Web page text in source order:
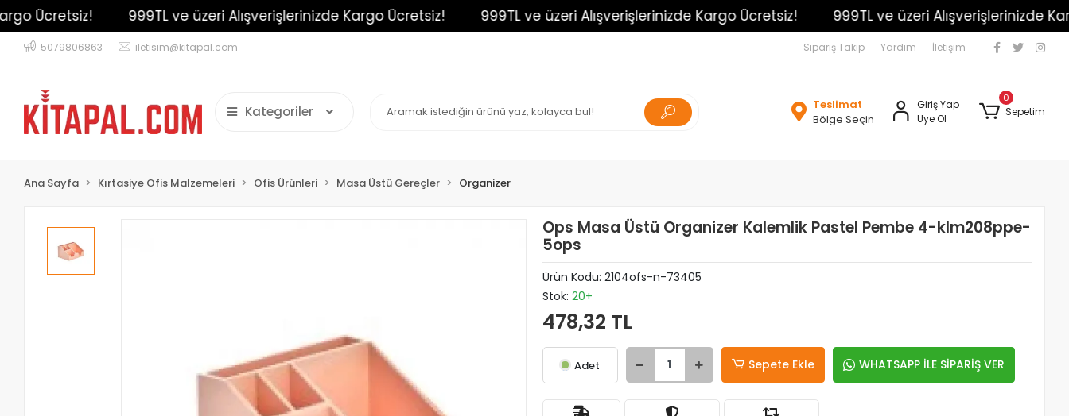
Ücretsiz! 999TL ve üzeri Alışverişlerinizde Kargo Ücretsiz! 999TL ve üzeri Alışverişlerinizde Kargo Ücretsiz! 999TL ve üzeri Alışverişlerinizde
5079806863 iletisim@kitapal.com Sipariş Takip Yardım İletişim
Kategoriler
Teslimat
Bölge Seçin
Giriş Yap
Üye Ol
0
Sepetim
Ana Sayfa Kırtasiye Ofis Malzemeleri Ofis Ürünleri Masa Üstü Gereçler Organizer
Ops Masa Üstü Organizer Kalemlik Pastel Pembe 4-klm208ppe-
5ops
Ürün Kodu: 2104ofs-n-73405
Stok: 20+
478,32 TL
Adet Sepete Ekle WHATSAPP İLE SİPARİŞ VER